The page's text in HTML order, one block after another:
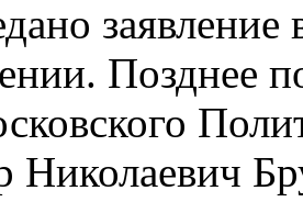
Позднее
Николаевич